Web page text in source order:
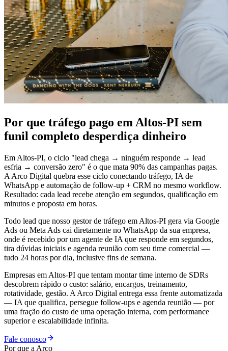
Por que tráfego pago em Altos-PI sem
funil completo desperdiça dinheiro
Em Altos-PI, o ciclo "lead chega → ninguém responde → lead
esfria → conversão zero" é o que mata 90% das campanhas pagas.
A Arco Digital quebra esse ciclo conectando tráfego, IA de
WhatsApp e automação de follow-up + CRM no mesmo workflow.
Resultado: cada lead recebe atenção em segundos, qualificação em
minutos e proposta em horas.
Todo lead que nosso gestor de tráfego em Altos-PI gera via Google
Ads ou Meta Ads cai diretamente no WhatsApp da sua empresa,
onde é recebido por um agente de IA que responde em segundos,
tira dúvidas iniciais e agenda reunião com seu time comercial —
tudo 24 horas por dia, inclusive fins de semana.
Empresas em Altos-PI que tentam montar time interno de SDRs
descobrem rápido o custo: salário, encargos, treinamento,
rotatividade, gestão. A Arco Digital entrega essa frente automatizada
— IA que qualifica, persegue follow-ups e agenda reunião — por
uma fração do custo de uma operação interna, com performance
superior e escalabilidade infinita.
Fale conosco
Por que a Arco